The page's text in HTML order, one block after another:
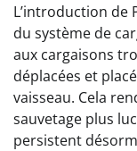
L’introduction de
du système de
aux cargaisons
déplacées et
vaisseau. Cela
sauvetage plus
persistent